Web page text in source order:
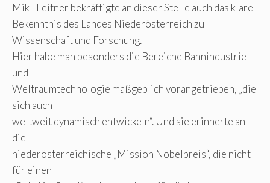
Mikl-Leitner bekräftigte an dieser Stelle auch das klare
Bekenntnis des Landes Niederösterreich zu
Wissenschaft und Forschung.
Hier habe man besonders die Bereiche Bahnindustrie
und
Weltraumtechnologie maßgeblich vorangetrieben, „die
sich auch
weltweit dynamisch entwickeln“. Und sie erinnerte an
die
niederösterreichische „Mission Nobelpreis“, die nicht
für einen